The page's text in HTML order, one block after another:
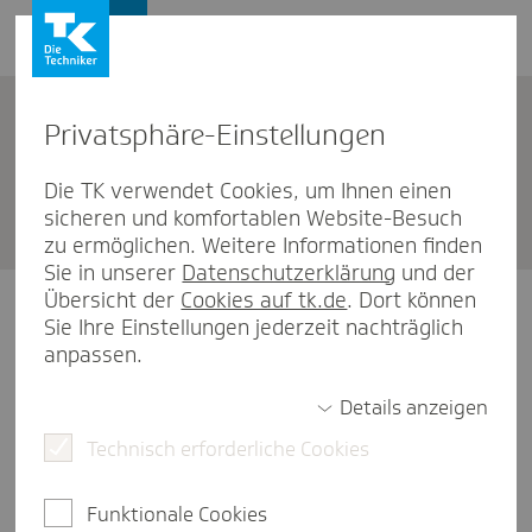
Gesund­heits­karte nach­be­
stellen
Falls Sie Ihre Gesundheitskarte verloren haben oder
sie gestohlen wurde, fordern Sie hier einfach eine
neue Karte an. Steht in der Zwischenzeit ein Besuch in
Ersatzbescheinigung
herunterladen oder sie direkt an die Praxis faxen.
Privat­sphäre-Einstel­lungen
Die TK verwendet Cookies, um Ihnen einen
sicheren und komfortablen Website-Besuch
zu ermöglichen. Weitere Informationen finden
Sie in unserer Datenschutzerklärung und der
Übersicht der Cookies auf tk.de. Dort können
Sie Ihre Einstellungen jederzeit nachträglich
anpassen.
Details anzeigen
Technisch erforderliche Cookies
Funktionale Cookies